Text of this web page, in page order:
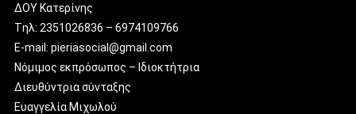
ΔΟΥ Κατερίνης
Tηλ: 2351026836 – 6974109766
E-mail: pieriasocial@gmail.com
Νόμιμος εκπρόσωπος – Ιδιοκτήτρια
Διευθύντρια σύνταξης
Ευαγγελία Μιχωλού